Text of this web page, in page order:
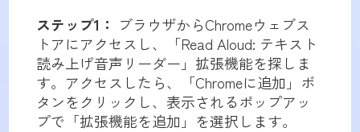
ステップ1： ブラウザからChromeウェブス
トアにアクセスし、「Read Aloud: テキスト
読み上げ音声リーダー」拡張機能を探しま
す。アクセスしたら、「Chromeに追加」ボ
タンをクリックし、表示されるポップアッ
プで「拡張機能を追加」を選択します。